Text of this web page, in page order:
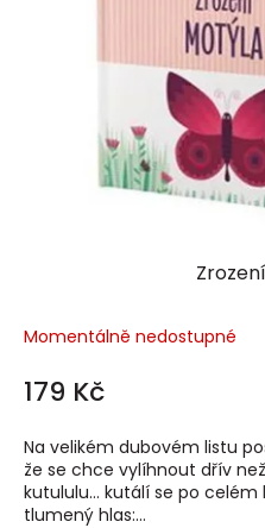
Momentálně nedostupné
179 Kč
Na velikém dubovém listu
že se chce vylíhnout dřív
kutululu… kutálí se po celém
tlumený hlas:...